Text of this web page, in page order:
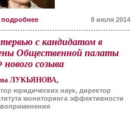
подробнее 8 июля 2014
с кандидатом в
Общественной палаты
созыва
ЛУКЬЯНОВА,
юридических наук, директор
мониторинга эффективности